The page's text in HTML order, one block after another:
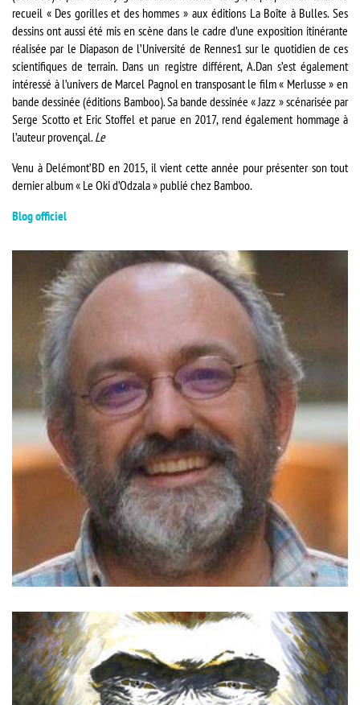
recueil « Des gorilles et des hommes » aux éditions La Boîte à Bulles. Ses
dessins ont aussi été mis en scène dans le cadre d’une exposition itinérante
réalisée par le Diapason de l’Université de Rennes1 sur le quotidien de ces
scientifiques de terrain. Dans un registre différent, A.Dan s’est également
intéressé à l’univers de Marcel Pagnol en transposant le film « Merlusse » en
bande dessinée (éditions Bamboo). Sa bande dessinée « Jazz » scénarisée par
Serge Scotto et Eric Stoffel et parue en 2017, rend également hommage à
l’auteur provençal.Le
Venu à Delémont’BD en 2015, il vient cette année pour présenter son tout
dernier album « Le Oki d’Odzala » publié chez Bamboo.
Blog officiel